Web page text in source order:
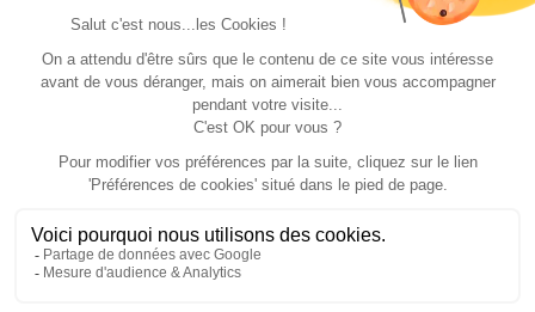
MODÈLE
229 €
MODÈLE
119,95 €